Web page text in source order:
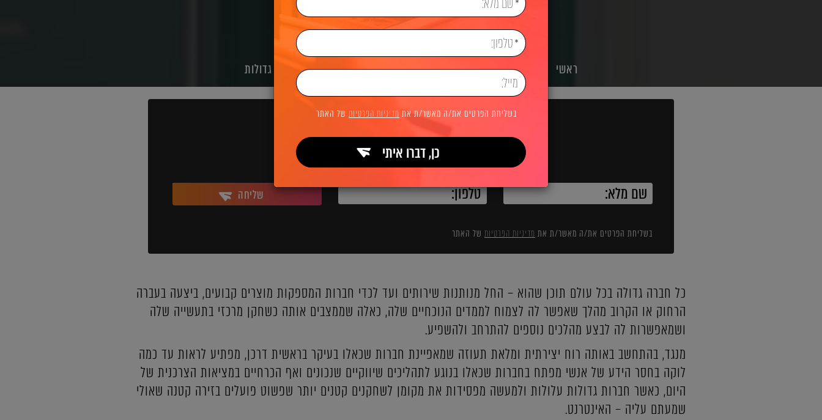
ראשי בניית אתרים בלוג בניית אתרים בניית אתרים לחברות גדולות
לשיחת ייעוץ והצעת מחיר
השאירו פרטים ואנחנו מיד מתקשרים:
שליחה
בשליחת הפרטים את/ה מאשר/ת את מדיניות הפרטיות של האתר
כל חברה גדולה בכל עולם תוכן שהוא – החל מנותנות שירותים ועד לכדי חברות המספקות מוצרים קבועים, ביצעה בעברה
הרחוק או הקרוב מהלך שאפשר לה לצמוח לממדים הנוכחיים שלה, כאלה שממצבים אותה כשחקן מרכזי בתעשייה שלה
ושמאפשרות לה לבצע מהלכים נוספים להתרחב ולהשפיע.
מנגד, בהתחשב באותה רוח יצירתית ומלאת תעוזה שמאפיינת חברות שכאלו בעיקר בראשית דרכן, מפתיע לראות עד כמה
לוקה בחסר הידע של אנשי מפתח בחברות שכאלו בנוגע לתהליכים שיווקיים שנכונים ואף הכרחיים במציאות הצרכנית של
היום, כאשר חברות גדולות עלולות ולמעשה מפסידות את מקומן לשחקנים קטנים יותר שפשוט פועלים בזירה קטנה שאולי
שמעתם עליה – האינטרנט.
בשליחת הפרטים את/ה מאשר/ת את מדיניות הפרטיותשל האתר
כן, דברו איתי